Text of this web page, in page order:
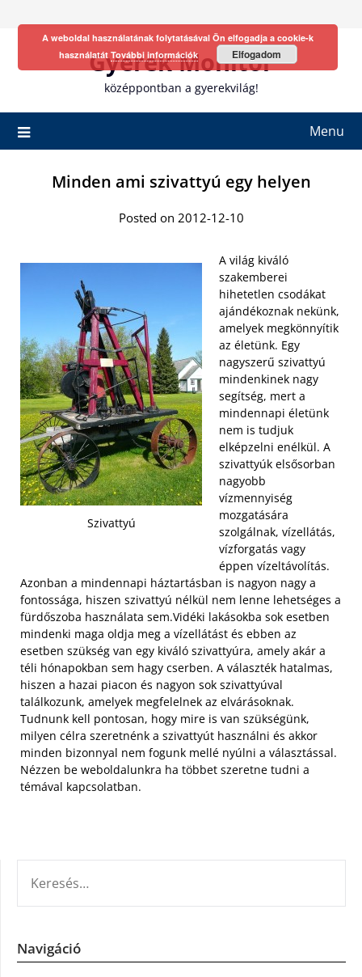
Gyerek Monitor
középpontban a gyerekvilág!
Menu
Minden ami szivattyú egy helyen
Posted on 2012-12-10
Szivattyú
A világ kiváló
szakemberei
hihetetlen csodákat
ajándékoznak nekünk,
amelyek megkönnyítik
az életünk. Egy
nagyszerű szivattyú
mindenkinek nagy
segítség, mert a
mindennapi életünk
nem is tudjuk
elképzelni enélkül. A
szivattyúk elsősorban
nagyobb
vízmennyiség
mozgatására
szolgálnak, vízellátás,
vízforgatás vagy
éppen vízeltávolítás.
Azonban a mindennapi háztartásban is nagyon nagy a
fontossága, hiszen szivattyú nélkül nem lenne lehetséges a
fürdőszoba használata sem.Vidéki lakásokba sok esetben
mindenki maga oldja meg a vízellátást és ebben az
esetben szükség van egy kiváló szivattyúra, amely akár a
téli hónapokban sem hagy cserben. A választék hatalmas,
hiszen a hazai piacon és nagyon sok szivattyúval
találkozunk, amelyek megfelelnek az elvárásoknak.
Tudnunk kell pontosan, hogy mire is van szükségünk,
milyen célra szeretnénk a szivattyút használni és akkor
minden bizonnyal nem fogunk mellé nyúlni a választással.
Nézzen be weboldalunkra ha többet szeretne tudni a
témával kapcsolatban.
Navigáció
A weboldal használatának folytatásával Ön elfogadja a cookie-k
használatát További információk Elfogadom